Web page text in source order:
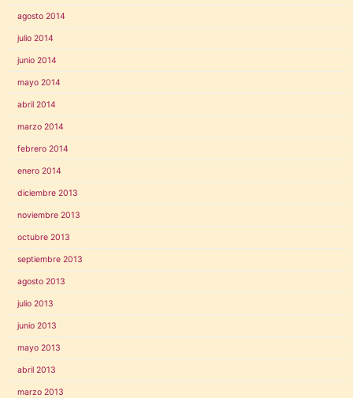
agosto 2014
julio 2014
junio 2014
mayo 2014
abril 2014
marzo 2014
febrero 2014
enero 2014
diciembre 2013
noviembre 2013
octubre 2013
septiembre 2013
agosto 2013
julio 2013
junio 2013
mayo 2013
abril 2013
marzo 2013